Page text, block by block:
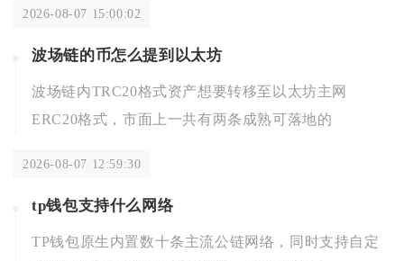
2026-08-07 15:00:02
波场链的币怎么提到以太坊
波场链内TRC20格式资产想要转移至以太坊主网
ERC20格式，市面上一共有两条成熟可落地的
2026-08-07 12:59:30
tp钱包支持什么网络
TP钱包原生内置数十条主流公链网络，同时支持自定